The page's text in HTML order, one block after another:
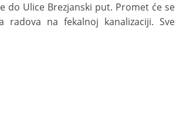
do Ulice Brezjanski put. Promet će se
radova na fekalnoj kanalizaciji. Sve